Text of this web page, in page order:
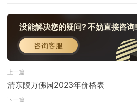
没能解决您的疑问? 不妨直接咨询!
咨询客服
上一篇
清东陵万佛园2023年价格表
下一篇